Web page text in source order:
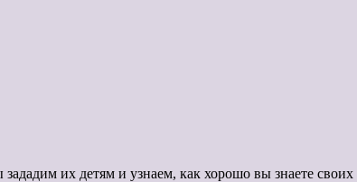
их детям и узнаем, как хорошо вы знаете